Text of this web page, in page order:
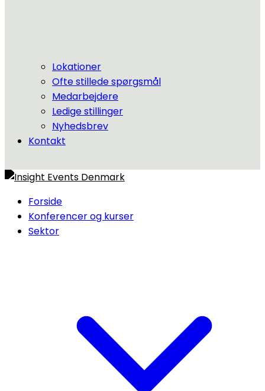
Lokationer
Ofte stillede spørgsmål
Medarbejdere
Ledige stillinger
Nyhedsbrev
Kontakt
Forside
Konferencer og kurser
Sektor